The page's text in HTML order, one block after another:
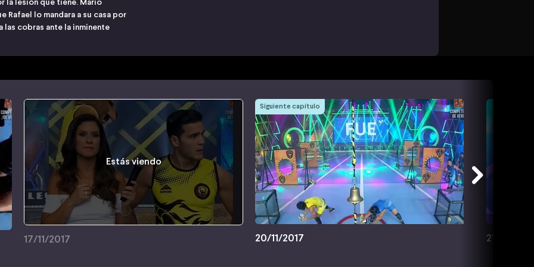
la lesión que tiene. Mario
Rafael lo mandara a su casa por
las cobras ante la inminente
Estás viendo
17/11/2017
Siguiente capítulo
20/11/2017 21/11/2017